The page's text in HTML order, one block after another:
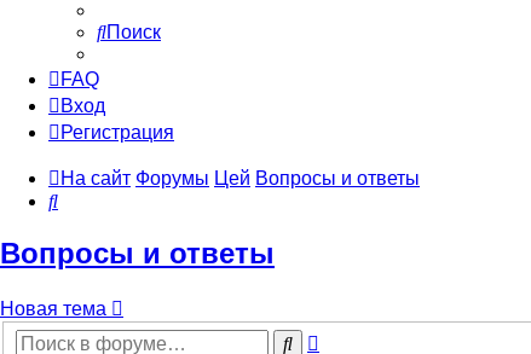
Поиск
FAQ
Вход
Регистрация
На сайт Форумы Цей Вопросы и ответы
Поиск
Вопросы и ответы
Новая тема
Поиск